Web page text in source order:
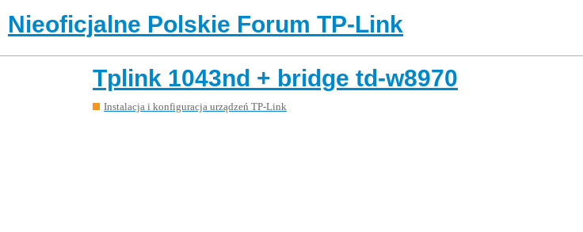
Nieoficjalne Polskie Forum TP-Link
Tplink 1043nd + bridge td-w8970
Instalacja i konfiguracja urządzeń TP-Link